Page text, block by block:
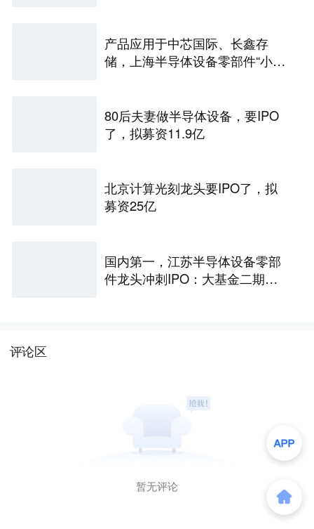
产品应用于中芯国际、长鑫存
储，上海半导体设备零部件“小巨
80后夫妻做半导体设备，要IPO
了，拟募资11.9亿
北京计算光刻龙头要IPO了，拟
募资25亿
国内第一，江苏半导体设备零部
件龙头冲刺IPO：大基金二期持
评论区
暂无评论